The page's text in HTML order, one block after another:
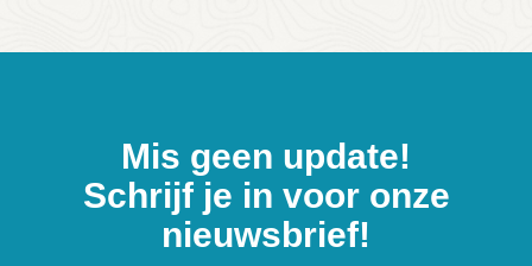
Mis geen update!
Schrijf je in voor onze
nieuwsbrief!